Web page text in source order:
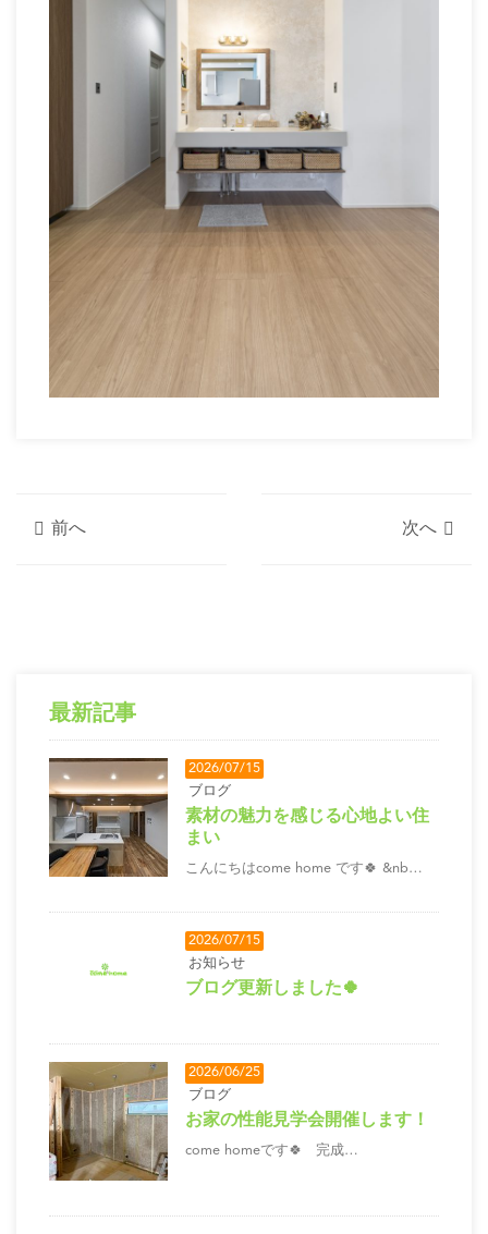
次へ
前へ
最新記事
2026/07/15
ブログ
素材の魅力を感じる心地よい住
まい
こんにちはcome home です🍀 &nb…
2026/07/15
お知らせ
ブログ更新しました🍀
2026/06/25
ブログ
お家の性能見学会開催します！
come homeです🍀 完成…